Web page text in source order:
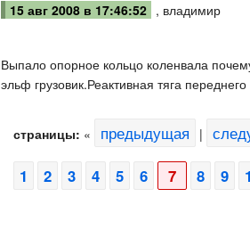
15 авг 2008 в 17:46:52 , владимир
Выпало опорное кольцо коленвала
эльф грузовик.Реактивная тяга
страницы: « предыдущая |
1 2 3 4 5 6 7 8 9